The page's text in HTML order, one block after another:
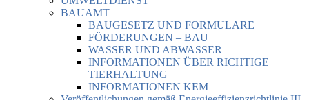
BAUAMT
BAUGESETZ UND FORMULARE
FÖRDERUNGEN – BAU
WASSER UND ABWASSER
INFORMATIONEN ÜBER RICHTIGE
TIERHALTUNG
INFORMATIONEN KEM